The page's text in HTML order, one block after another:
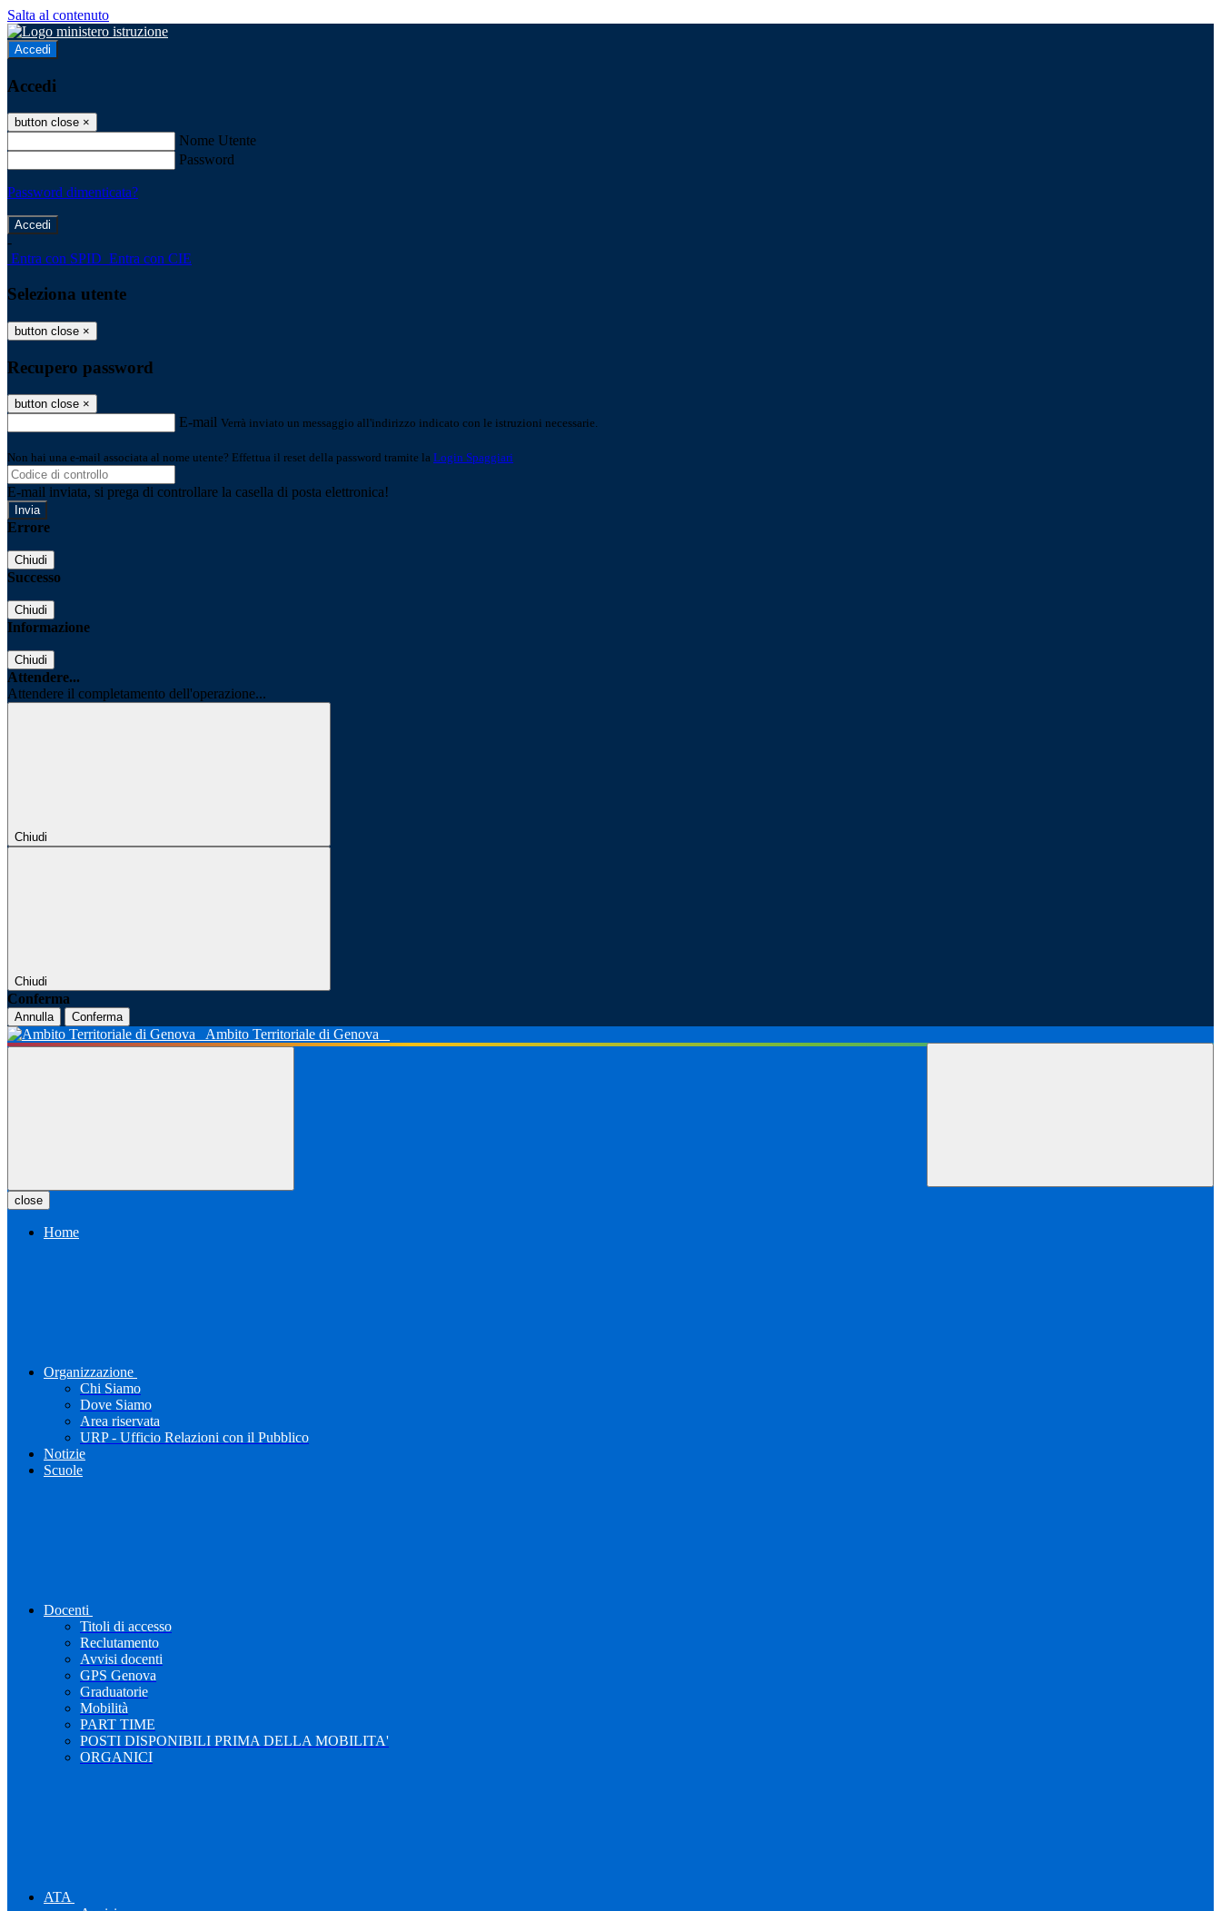
Salta al contenuto
Accedi
Accedi
button close ×
Nome Utente
Password
Password dimenticata?
-
Entra con SPID Entra con CIE
Seleziona utente
button close ×
Recupero password
button close ×
E-mail Verrà inviato un messaggio all'indirizzo indicato con le istruzioni necessarie.
Non hai una e-mail associata al nome utente? Effettua il reset della password tramite la Login Spaggiari
E-mail inviata, si prega di controllare la casella di posta elettronica!
Errore
Chiudi
Successo
Chiudi
Informazione
Chiudi
Attendere...
Attendere il completamento dell'operazione...
Chiudi
Chiudi
Conferma
Annulla Conferma
Ambito Territoriale di Genova
close
Home
Organizzazione
Chi Siamo
Dove Siamo
Area riservata
URP - Ufficio Relazioni con il Pubblico
Notizie
Scuole
Docenti
Titoli di accesso
Reclutamento
Avvisi docenti
GPS Genova
Graduatorie
Mobilità
PART TIME
POSTI DISPONIBILI PRIMA DELLA MOBILITA'
ORGANICI
ATA